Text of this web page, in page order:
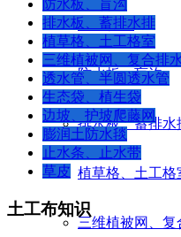
土工格栅
防水板、盲沟
排水板、蓄排水
植草格、土工格
三维植被网、复
防水板、盲沟
排水板、蓄排水排
植草格、土工格室
三维植被网、复合排
透水管、半圆透水管
生态袋、植生袋
边坡、护坡爬藤网
膨润土防水毯
止水条、止水带
草皮
土工布知识